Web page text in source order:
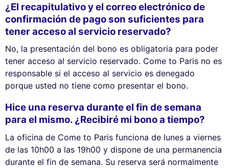
¿El recapitulativo y el correo electrónico de
confirmación de pago son suficientes para
tener acceso al servicio reservado?
No, la presentación del bono es obligatoria para poder
tener acceso al servicio reservado. Come to Paris no es
responsable si el acceso al servicio es denegado
porque usted no tiene como presentar el bono.
Hice una reserva durante el fin de semana
para el mismo. ¿Recibiré mi bono a tiempo?
La oficina de Come to Paris funciona de lunes a viernes
de las 10h00 a las 19h00 y dispone de una permanencia
durante el fin de semana. Su reserva será normalmente